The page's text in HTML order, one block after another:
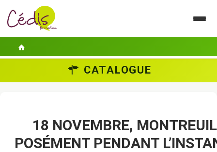
GUIDES PRATIQUES
CATALOGUE
18 NOVEMBRE,
POSÉMENT PENDANT